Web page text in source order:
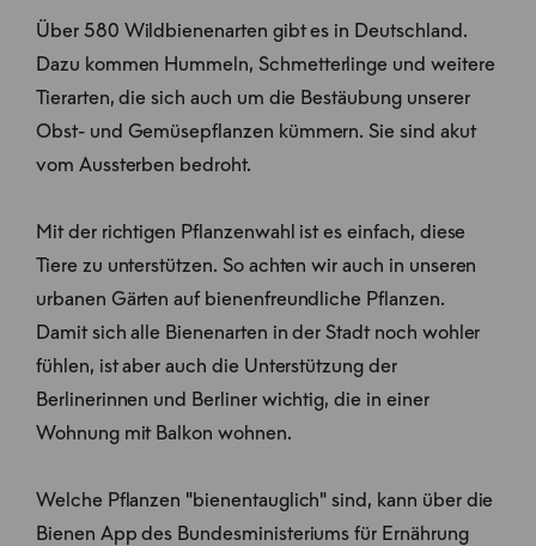
Über 580 Wildbienenarten gibt es in Deutschland.
Dazu kommen Hummeln, Schmetterlinge und weitere
Tierarten, die sich auch um die Bestäubung unserer
Obst- und Gemüsepflanzen kümmern. Sie sind akut
vom Aussterben bedroht.
Mit der richtigen Pflanzenwahl ist es einfach, diese
Tiere zu unterstützen. So achten wir auch in unseren
urbanen Gärten auf bienenfreundliche Pflanzen.
Damit sich alle Bienenarten in der Stadt noch wohler
fühlen, ist aber auch die Unterstützung der
Berlinerinnen und Berliner wichtig, die in einer
Wohnung mit Balkon wohnen.
Welche Pflanzen "bienentauglich" sind, kann über die
Bienen App des Bundesministeriums für Ernährung